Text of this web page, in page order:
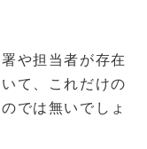
や担当者が存在
て、これだけの
では無いでしょ